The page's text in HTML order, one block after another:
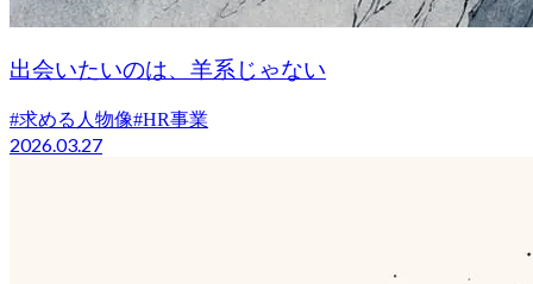
出会いたいのは、羊系じゃない
#求める人物像#HR事業
2026.03.27